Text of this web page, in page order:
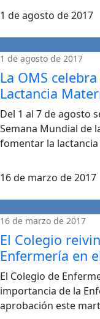
1 de agosto de 2017
1 de agosto de 2017
La OMS
Lactancia
Del 1 al 7 de agosto
Semana Mundial de
fomentar la
16 de marzo de 2017
16 de marzo de 2017
El Colegio
Enfermería en
El Colegio de
importancia de la
aprobación este